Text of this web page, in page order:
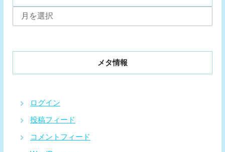
ー
メタ情報
ログイン
投稿フィード
コメントフィード